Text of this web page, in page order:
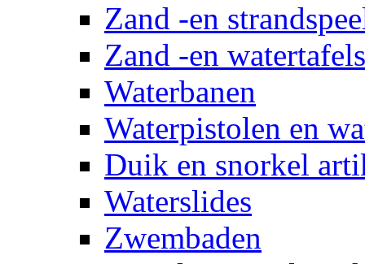
Zand -en
Zand -en watertafels
Waterbanen
Waterpistolen en
Duik en snorkel
Waterslides
Zwembaden